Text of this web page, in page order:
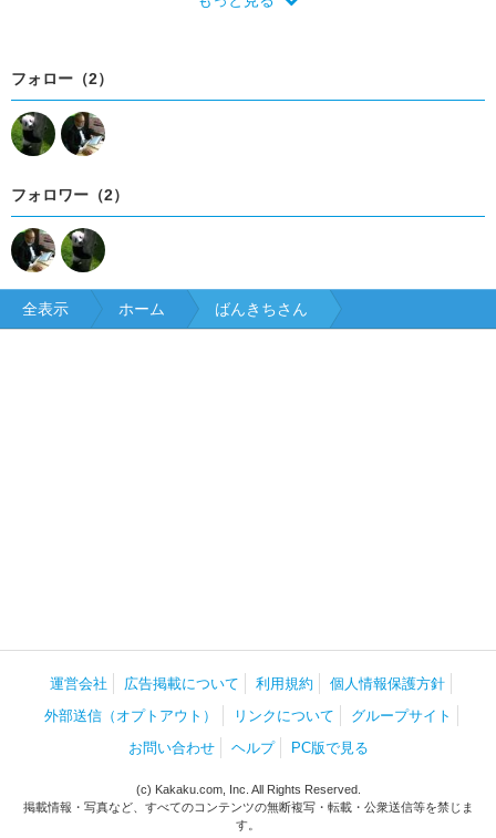
フォロー（2）
フォロワー（2）
全表示 ホーム ばんきちさん
運営会社 広告掲載について 利用規約
個人情報保護方針
外部送信（オプトアウト）
リンクについて
グループサイト
お問い合わせ
ヘルプ PC版で見る
(c) Kakaku.com, Inc. All Rights Reserved.
掲載情報・写真など、すべてのコンテンツの無断複写・転載・公衆送信等を禁じま
す。